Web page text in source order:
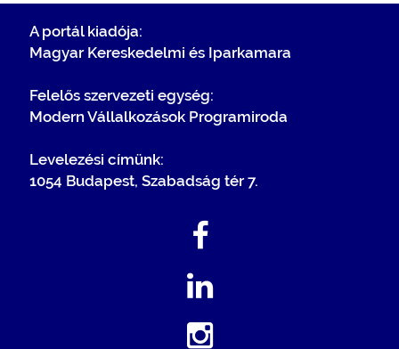
A portál kiadója:
Magyar Kereskedelmi és Iparkamara
Felelős szervezeti egység:
Modern Vállalkozások Programiroda
Levelezési címünk:
1054 Budapest, Szabadság tér 7.